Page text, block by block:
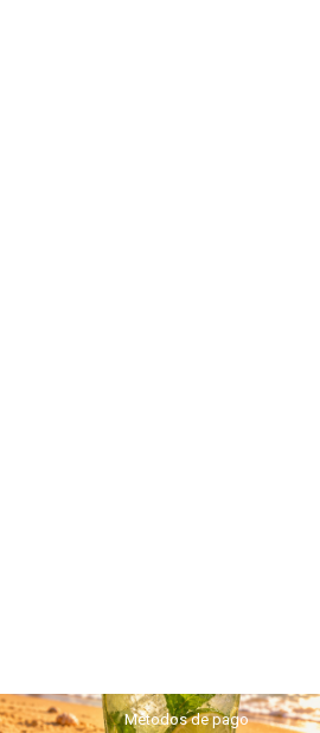
Métodos de pago